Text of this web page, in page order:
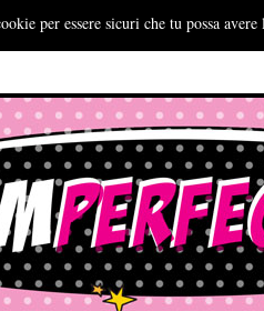
per essere sicuri che tu possa